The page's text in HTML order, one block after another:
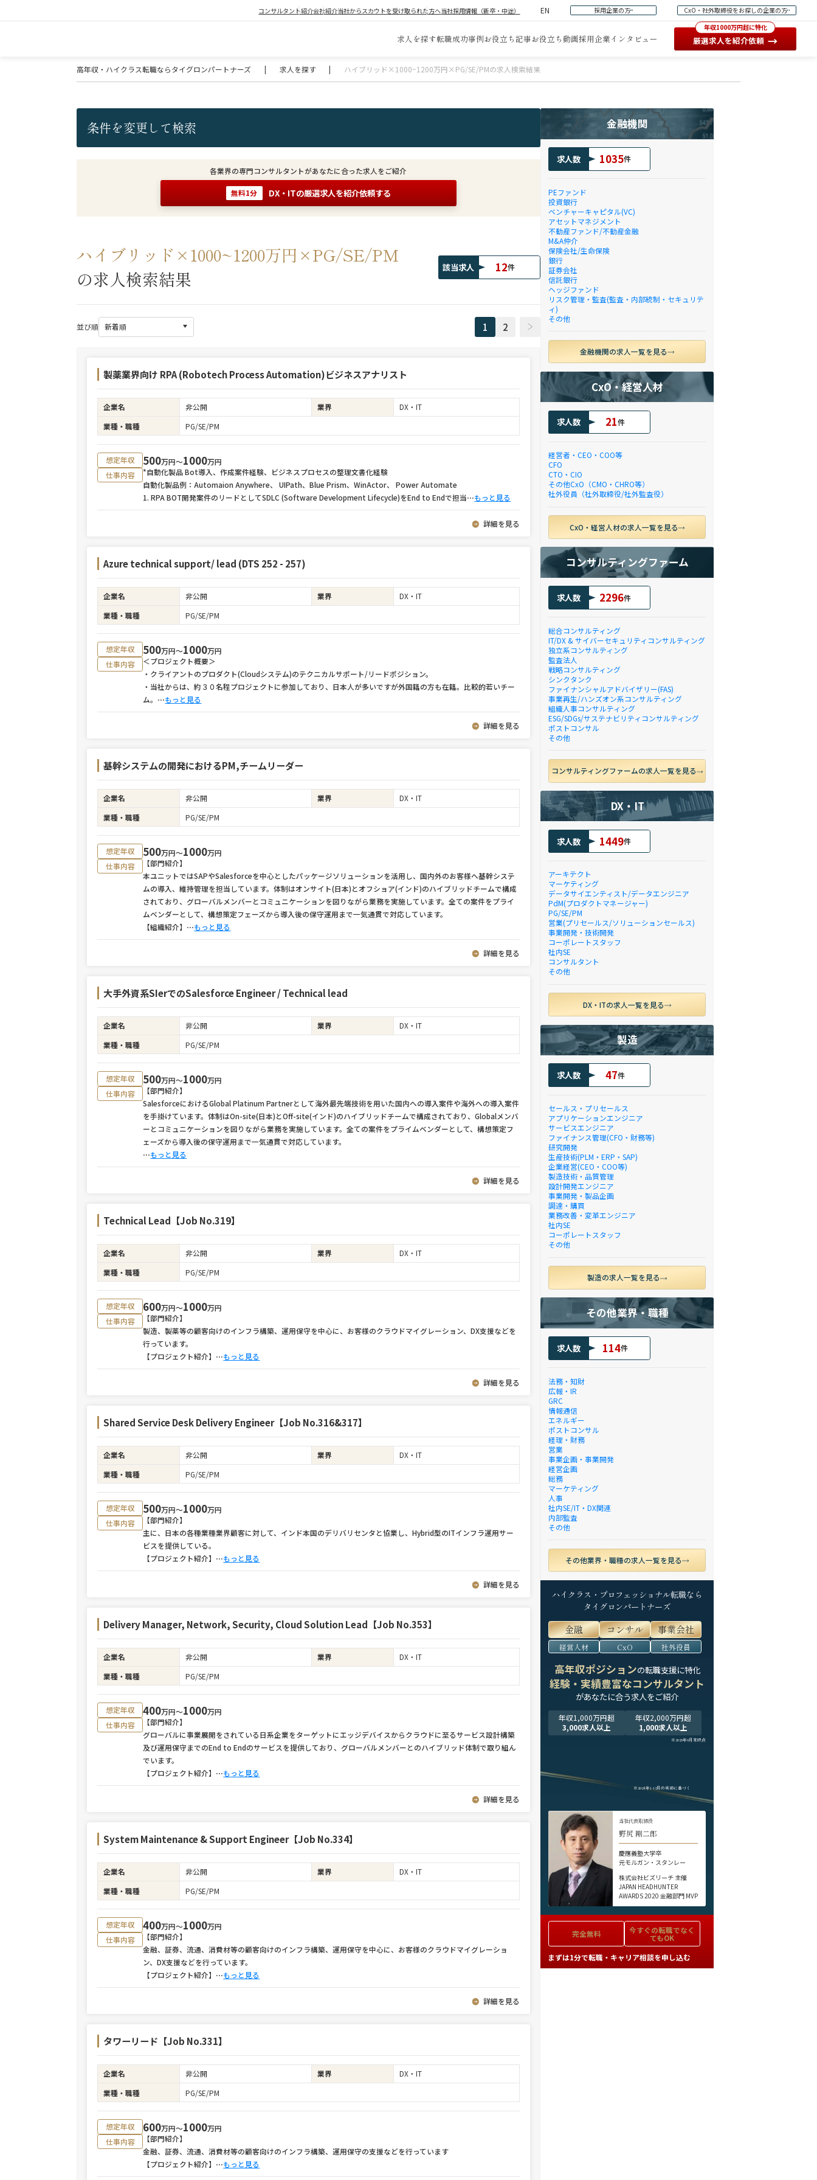
コンサルタント紹介会社紹介当社からスカウトを受け取られた方へ当社採用情報（新卒・中途） EN 採用企業の方 CxO・社外取締役をお探しの企業の方
求人を探す転職成功事例お役立ち記事お役立ち動画採用企業インタビュー
年収1000万円超に特化
厳選求人を紹介依頼 →
高年収・ハイクラス転職ならタイグロンパートナーズ | 求人を探す | ハイブリッド×1000~1200万円×PG/SE/PMの求人検索結果
条件を変更して検索
各業界の専門コンサルタントがあなたに合った求人をご紹介
無料1分 DX・ITの厳選求人を紹介依頼する
ハイブリッド×1000~1200万円×PG/SE/PM
の求人検索結果
該当求人 12件
並び順 1 2
製薬業界向け RPA (Robotech Process Automation)ビジネスアナリスト
企業名 非公開 業界
DX・IT
業種・職種
PG/SE/PM
想定年収 500万円〜1000万円
仕事内容
*自動化製品 Bot導入、作成案件経験、ビジネスプロセスの整理文書化経験
自動化製品例：Automaion Anywhere、 UIPath、Blue Prism、WinActor、 Power Automate
1. RPA BOT開発案件のリードとしてSDLC (Software Development Lifecycle)をEnd to Endで担当⋯もっと見る
詳細を見る
Azure technical support/ lead (DTS 252 - 257)
企業名 非公開 業界
DX・IT
業種・職種
PG/SE/PM
想定年収 500万円〜1000万円
仕事内容
＜プロジェクト概要＞
・クライアントのプロダクト(Cloudシステム)のテクニカルサポート/リードポジション。
・当社からは、約３０名程プロジェクトに参加しており、日本人が多いですが外国籍の方も在籍。比較的若いチー
ム。 ⋯もっと見る
詳細を見る
基幹システムの開発におけるPM,チームリーダー
企業名 非公開 業界
DX・IT
業種・職種
PG/SE/PM
想定年収 500万円〜1000万円
仕事内容
【部門紹介】
本ユニットではSAPやSalesforceを中心としたパッケージソリューションを活用し、国内外のお客様へ基幹システ
ムの導入、維持管理を担当しています。体制はオンサイト(日本)とオフショア(インド)のハイブリッドチームで構成
されており、グローバルメンバーとコミュニケーションを図りながら業務を実施しています。全ての案件をプライ
ムベンダーとして、構想策定フェーズから導入後の保守運用まで一気通貫で対応しています。
【組織紹介】 ⋯もっと見る
詳細を見る
大手外資系SIerでのSalesforce Engineer / Technical lead
企業名 非公開 業界
DX・IT
業種・職種
PG/SE/PM
想定年収 500万円〜1000万円
仕事内容
【部門紹介】
SalesforceにおけるGlobal Platinum Partnerとして海外最先端技術を用いた国内への導入案件や海外への導入案件
を手掛けています。体制はOn-site(日本)とOff-site(インド)のハイブリッドチームで構成されており、Globalメンバ
ーとコミュニケーションを図りながら業務を実施しています。全ての案件をプライムベンダーとして、構想策定フ
ェーズから導入後の保守運用まで一気通貫で対応しています。
⋯もっと見る
詳細を見る
Technical Lead【Job No.319】
企業名 非公開 業界
DX・IT
業種・職種
PG/SE/PM
想定年収 600万円〜1000万円
仕事内容
【部門紹介】
製造、製薬等の顧客向けのインフラ構築、運用保守を中心に、お客様のクラウドマイグレーション、DX支援などを
行っています。
【プロジェクト紹介】 ⋯もっと見る
詳細を見る
Shared Service Desk Delivery Engineer【Job No.316&317】
企業名 非公開 業界
DX・IT
業種・職種
PG/SE/PM
想定年収 500万円〜1000万円
仕事内容
【部門紹介】
主に、日本の各種業種業界顧客に対して、インド本国のデリバリセンタと協業し、Hybrid型のITインフラ運用サー
ビスを提供している。
【プロジェクト紹介】 ⋯もっと見る
詳細を見る
Delivery Manager, Network, Security, Cloud Solution Lead【Job No.353】
企業名 非公開 業界
DX・IT
業種・職種
PG/SE/PM
想定年収 400万円〜1000万円
仕事内容
【部門紹介】
グローバルに事業展開をされている日系企業をターゲットにエッジデバイスからクラウドに至るサービス設計構築
及び運用保守までのEnd to Endのサービスを提供しており、グローバルメンバーとのハイブリッド体制で取り組ん
でいます。
【プロジェクト紹介】 ⋯もっと見る
詳細を見る
System Maintenance & Support Engineer【Job No.334】
企業名 非公開 業界
DX・IT
業種・職種
PG/SE/PM
想定年収 400万円〜1000万円
仕事内容
【部門紹介】
金融、証券、流通、消費材等の顧客向けのインフラ構築、運用保守を中心に、お客様のクラウドマイグレーショ
ン、DX支援などを行っています。
【プロジェクト紹介】 ⋯もっと見る
詳細を見る
タワーリード【Job No.331】
企業名 非公開 業界
DX・IT
業種・職種
PG/SE/PM
想定年収 600万円〜1000万円
仕事内容
【部門紹介】
金融、証券、流通、消費材等の顧客向けのインフラ構築、運用保守の支援などを行っています
【プロジェクト紹介】 ⋯もっと見る
金融機関
求人数 1035件
PEファンド
投資銀行
ベンチャーキャピタル(VC)
アセットマネジメント
不動産ファンド/不動産金融
M&A仲介
保険会社/生命保険
銀行
証券会社
信託銀行
ヘッジファンド
リスク管理・監査(監査・内部統制・セキュリテ
ィ)
その他
金融機関の求人一覧を見る
CxO・経営人材
求人数 21件
経営者・CEO・COO等
CFO
CTO・CIO
その他CxO（CMO・CHRO等）
社外役員（社外取締役/社外監査役）
CxO・経営人材の求人一覧を見る
コンサルティングファーム
求人数 2296件
総合コンサルティング
IT/DX & サイバーセキュリティコンサルティング
独立系コンサルティング
監査法人
戦略コンサルティング
シンクタンク
ファイナンシャルアドバイザリー(FAS)
事業再生/ハンズオン系コンサルティング
組織人事コンサルティング
ESG/SDGs/サステナビリティコンサルティング
ポストコンサル
その他
コンサルティングファームの求人一覧を見る
DX・IT
求人数 1449件
アーキテクト
マーケティング
データサイエンティスト/データエンジニア
PdM(プロダクトマネージャー)
PG/SE/PM
営業(プリセールス/ソリューションセールス)
事業開発・技術開発
コーポレートスタッフ
社内SE
コンサルタント
その他
DX・ITの求人一覧を見る
製造
求人数 47件
セールス・プリセールス
アプリケーションエンジニア
サービスエンジニア
ファイナンス管理(CFO・財務等)
研究開発
生産技術(PLM・ERP・SAP)
企業経営(CEO・COO等)
製造技術・品質管理
設計開発エンジニア
事業開発・製品企画
調達・購買
業務改善・変革エンジニア
社内SE
コーポレートスタッフ
その他
製造の求人一覧を見る
その他業界・職種
求人数 114件
法務・知財
広報・IR
GRC
情報通信
エネルギー
ポストコンサル
経理・財務
営業
事業企画・事業開発
経営企画
総務
マーケティング
人事
社内SE/IT・DX関連
内部監査
その他
その他業界・職種の求人一覧を見る
ハイクラス・プロフェッショナル転職なら
タイグロンパートナーズ
金融 コンサル 事業会社
経営人材 CxO 社外役員
高年収ポジションの転職支援に特化
経験・実績豊富なコンサルタント
があなたに合う求人をご紹介
年収1,000万円超
3,000求人以上
年収2,000万円超
1,000求人以上
※2025年9月末時点
※2024年1-12月の実績に基づく
当社代表取締役
野尻 剛二郎
慶應義塾大学卒
元モルガン・スタンレー
株式会社ビズリーチ 主催
JAPAN HEADHUNTER
AWARDS 2020 金融部門 MVP
完全無料 今すぐの転職でなく
てもOK
まずは1分で転職・キャリア相談を申し込む